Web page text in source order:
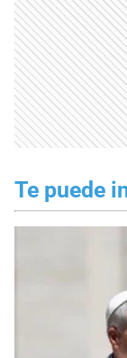
Te puede